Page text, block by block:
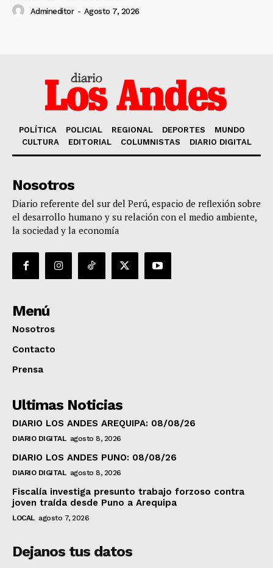
Admineditor - Agosto 7, 2026
POLÍTICA POLICIAL REGIONAL DEPORTES
MUNDO
CULTURA
EDITORIAL COLUMNISTAS DIARIO DIGITAL
Nosotros
Diario referente del sur del Perú, espacio de reflexión sobre
el desarrollo humano y su relación con el medio ambiente,
la sociedad y la economía
Menú
Nosotros
Contacto
Prensa
Ultimas Noticias
DIARIO LOS ANDES AREQUIPA: 08/08/26
DIARIO DIGITAL agosto 8, 2026
DIARIO LOS ANDES PUNO: 08/08/26
DIARIO DIGITAL agosto 8, 2026
Fiscalía investiga presunto trabajo forzoso contra
joven traída desde Puno a Arequipa
LOCAL agosto 7, 2026
Dejanos tus datos